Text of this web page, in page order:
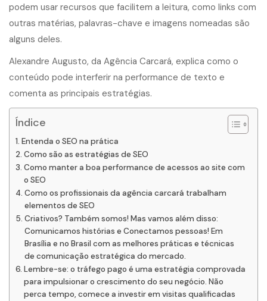
podem usar recursos que facilitem a leitura, como links com
outras matérias, palavras-chave e imagens nomeadas são
alguns deles.
Alexandre Augusto, da Agência Carcará, explica como o
conteúdo pode interferir na performance de texto e
comenta as principais estratégias.
Índice
Entenda o SEO na prática
Como são as estratégias de SEO
Como manter a boa performance de acessos ao site com
o SEO
Como os profissionais da agência carcará trabalham
elementos de SEO
Criativos? Também somos! Mas vamos além disso:
Comunicamos histórias e Conectamos pessoas! Em
Brasília e no Brasil com as melhores práticas e técnicas
de comunicação estratégica do mercado.
Lembre-se: o tráfego pago é uma estratégia comprovada
para impulsionar o crescimento do seu negócio. Não
perca tempo, comece a investir em visitas qualificadas